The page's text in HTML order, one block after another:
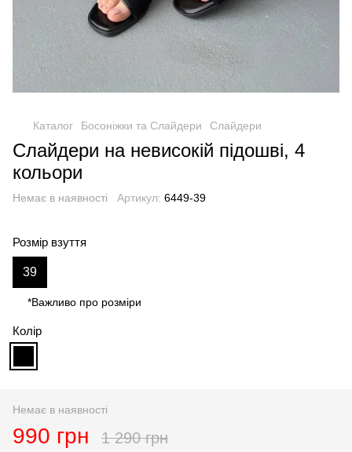
Каталог Босоніжки та Слайдери Слайдери
Слайдери на невисокій підошві, 4
кольори
Немає в наявності Артикул: 6449-39
Розмір взуття
39
*Важливо про розміри
Колір
Немає в наявності
990 грн 1 290 грн